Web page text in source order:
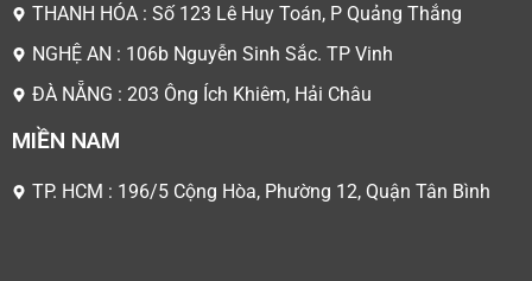
THANH HÓA : Số 123 Lê Huy Toán, P Quảng Thắng
NGHỆ AN : 106b Nguyễn Sinh Sắc. TP Vinh
ĐÀ NẴNG : 203 Ông Ích Khiêm, Hải Châu
MIỀN NAM
TP. HCM : 196/5 Cộng Hòa, Phường 12, Quận Tân Bình